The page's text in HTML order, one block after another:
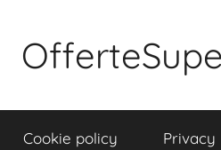
contenuto
Cookie policy Privacy